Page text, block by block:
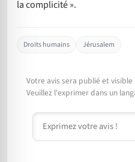
la complicité ».
Droits humains Jérusalem
Votre avis sera publié et
Veuillez l'exprimer dans un
Commentaire